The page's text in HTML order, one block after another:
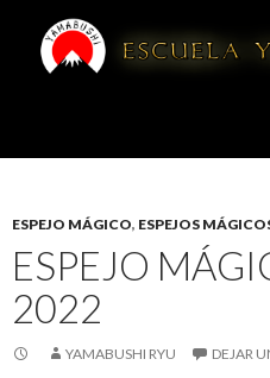
ESPEJO MÁGICO, ESPEJOS
ESPEJO
2022
YAMABUSHI RYU DEJAR